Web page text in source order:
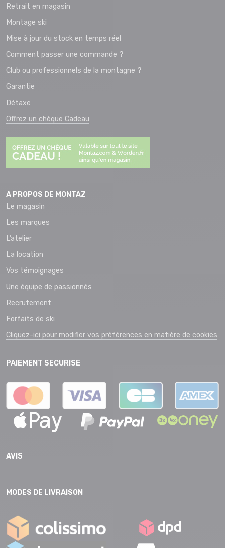
Retrait en magasin
Montage ski
Mise à jour du stock en temps réel
Comment passer une commande ?
Club ou professionnels de la montagne ?
Garantie
Détaxe
Offrez un chèque Cadeau
A PROPOS DE MONTAZ
Le magasin
Les marques
L’atelier
La location
Vos témoignages
Une équipe de passionnés
Recrutement
Forfaits de ski
Cliquez-ici pour modifier vos préférences en matière de cookies
PAIEMENT SECURISE
AVIS
MODES DE LIVRAISON